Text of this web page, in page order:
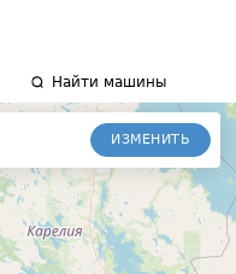
Найти машины
ИЗМЕНИТЬ